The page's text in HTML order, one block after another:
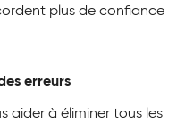
plus de confiance
erreurs
aider à éliminer tous les